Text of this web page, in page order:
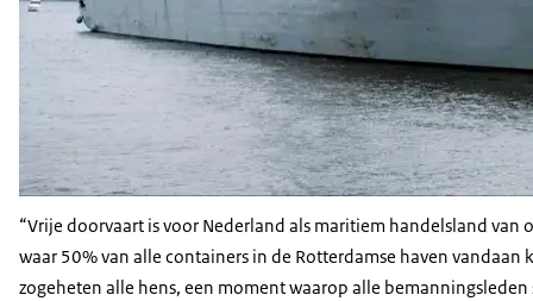
“Vrije doorvaart is voor Nederland als maritiem handelsland van
waar 50% van alle containers in de Rotterdamse haven vandaan
zogeheten alle hens, een moment waarop alle